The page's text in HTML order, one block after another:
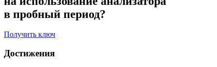
в пробный период?
Получить ключ
Достижения